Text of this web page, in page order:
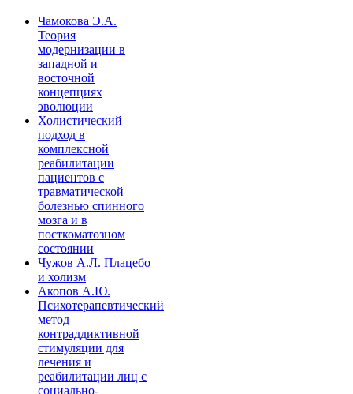
Чамокова Э.А.
Теория
модернизации в
западной и
восточной
концепциях
эволюции
Холистический
подход в
комплексной
реабилитации
пациентов с
травматической
болезнью спинного
мозга и в
посткоматозном
состоянии
Чужов А.Л. Плацебо
и холизм
Акопов А.Ю.
Психотерапевтический
метод
контраддиктивной
стимуляции для
лечения и
реабилитации лиц с
социально-